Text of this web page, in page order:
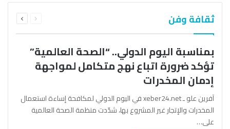
ثقافة وفن الصفحةالصفحة
بمناسبة اليوم الدولي.. “الصحة العالمية”
تؤكد ضرورة اتباع نهج متكامل لمواجهة
إدمان المخدرات
آفرين علو ـ xeber24.net في اليوم الدولي لمكافحة إساءة استعمال
المخدرات والإتجار غير المشروع بها، شدّدت منظمة الصحة العالمية
على…